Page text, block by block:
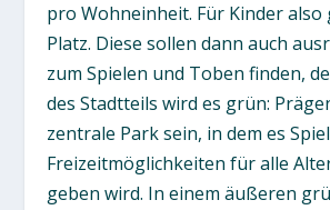
pro Wohneinheit. Für Kinder also
Platz. Diese sollen dann auch
zum Spielen und Toben finden,
des Stadtteils wird es grün:
zentrale Park sein, in dem es
Freizeitmöglichkeiten für alle
geben wird. In einem äußeren